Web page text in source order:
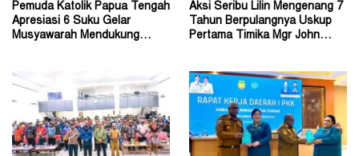
Pemuda Katolik Papua Tengah
Apresiasi 6 Suku Gelar
Musyawarah Mendukung
Aksi Seribu Lilin Mengenang 7
Tahun Berpulangnya Uskup
Pertama Timika Mgr John